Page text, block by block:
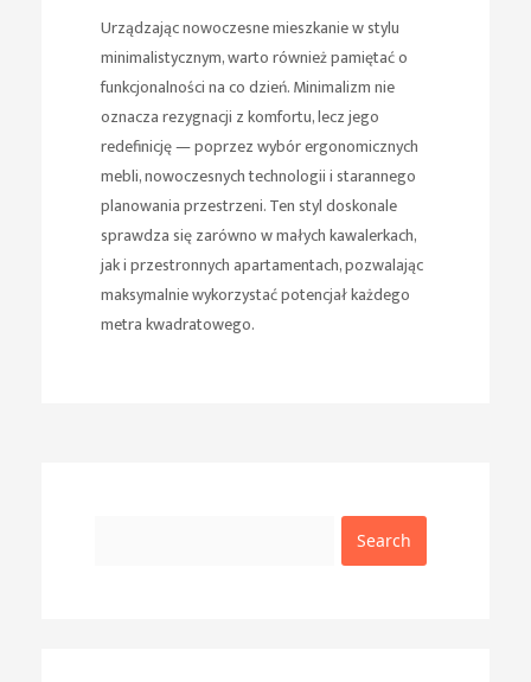
Urządzając nowoczesne mieszkanie w stylu
minimalistycznym, warto również pamiętać o
funkcjonalności na co dzień. Minimalizm nie
oznacza rezygnacji z komfortu, lecz jego
redefinicję — poprzez wybór ergonomicznych
mebli, nowoczesnych technologii i starannego
planowania przestrzeni. Ten styl doskonale
sprawdza się zarówno w małych kawalerkach,
jak i przestronnych apartamentach, pozwalając
maksymalnie wykorzystać potencjał każdego
metra kwadratowego.